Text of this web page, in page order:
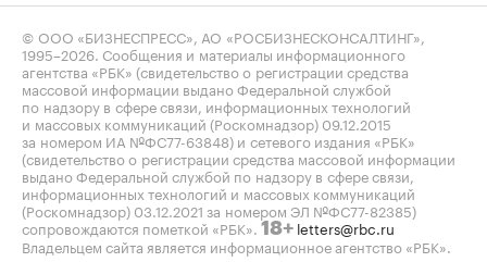
© ООО «БИЗНЕСПРЕСС», АО «РОСБИЗНЕСКОНСАЛТИНГ»,
1995–2026 . Сообщения и материалы информационного
агентства «РБК» (свидетельство о регистрации средства
массовой информации выдано Федеральной службой
по надзору в сфере связи, информационных технологий
и массовых коммуникаций (Роскомнадзор) 09.12.2015
за номером ИА №ФС77-63848) и сетевого издания «РБК»
(свидетельство о регистрации средства массовой информации
выдано Федеральной службой по надзору в сфере связи,
информационных технологий и массовых коммуникаций
(Роскомнадзор) 03.12.2021 за номером ЭЛ №ФС77-82385)
сопровождаются пометкой «РБК». 18+ letters@rbc.ru
Владельцем сайта является информационное агентство «РБК».